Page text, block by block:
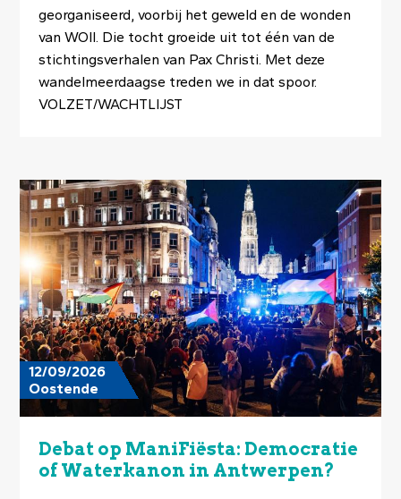
georganiseerd, voorbij het geweld en de wonden
van WOII. Die tocht groeide uit tot één van de
stichtingsverhalen van Pax Christi. Met deze
wandelmeerdaagse treden we in dat spoor.
VOLZET/WACHTLIJST
Image
12/09/2026
Oostende
Debat op ManiFiësta: Democratie
of Waterkanon in Antwerpen?